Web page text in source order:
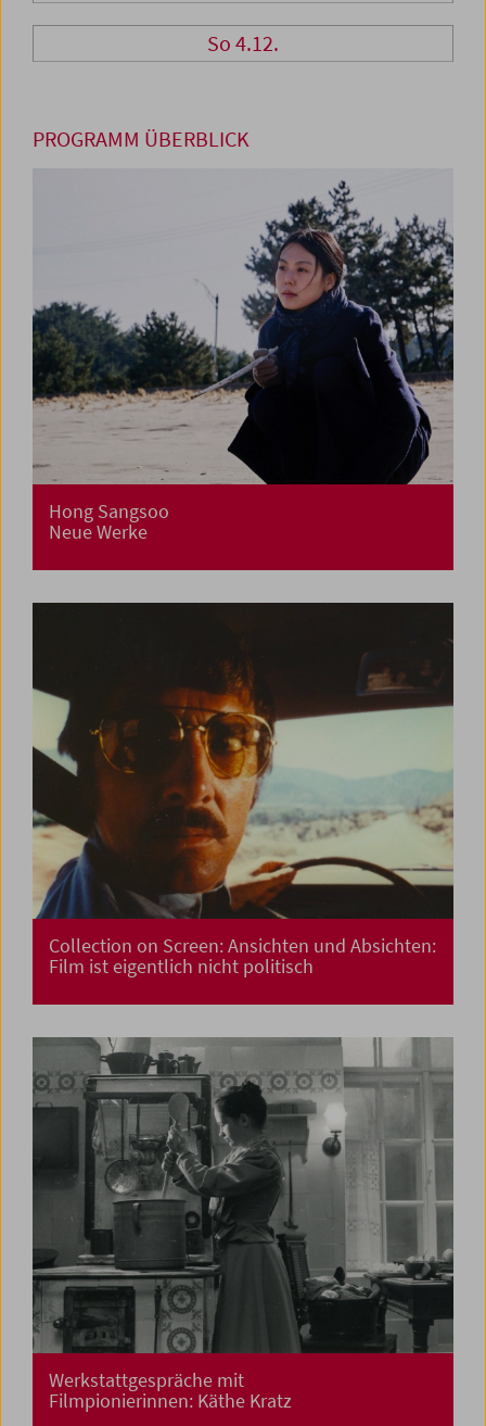
So 4.12.
PROGRAMM ÜBERBLICK
Hong Sangsoo
Neue Werke
Collection on Screen: Ansichten und Absichten:
Film ist eigentlich nicht politisch
Werkstattgespräche mit
Filmpionierinnen: Käthe Kratz